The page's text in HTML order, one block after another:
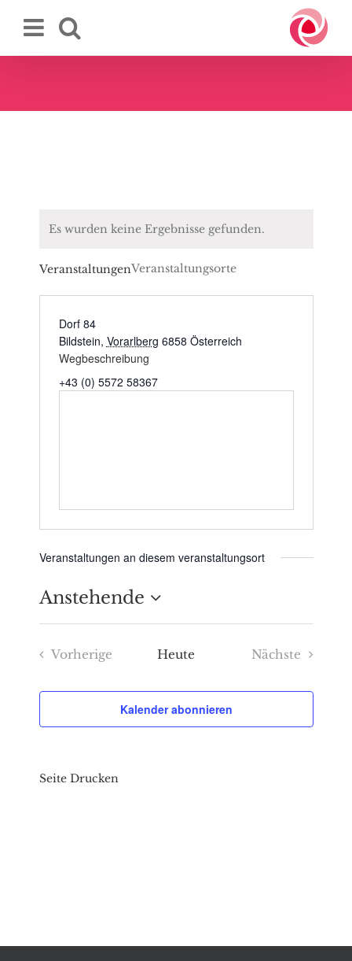
Inhalt
Es wurden keine Ergebnisse gefunden.
VeranstaltungenVeranstaltungsorte
Dorf 84
Bildstein, Vorarlberg 6858 Österreich
Wegbeschreibung
+43 (0) 5572 58367
Veranstaltungen an diesem veranstaltungsort
Anstehende
Datum
wählen.
Vorherige
Heute
Nächste
Kalender abonnieren
Seite Drucken